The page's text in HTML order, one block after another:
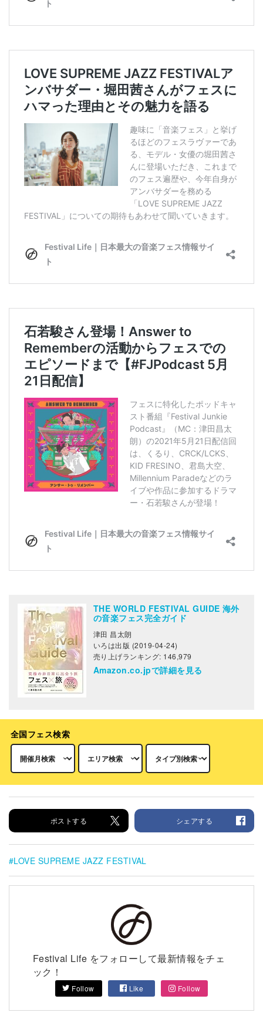
THE WORLD FESTIVAL GUIDE 海外
の音楽フェス完全ガイド
津田 昌太朗
いろは出版 (2019-04-24)
売り上げランキング: 146,979
Amazon.co.jpで詳細を見る
全国フェス検索
ポストする シェアする
LOVE SUPREME JAZZ FESTIVAL
Festival Life をフォローして最新情報をチェ
ック！
Follow Like Follow